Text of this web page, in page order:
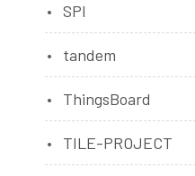
SPI
tandem
ThingsBoard
TILE-PROJECT